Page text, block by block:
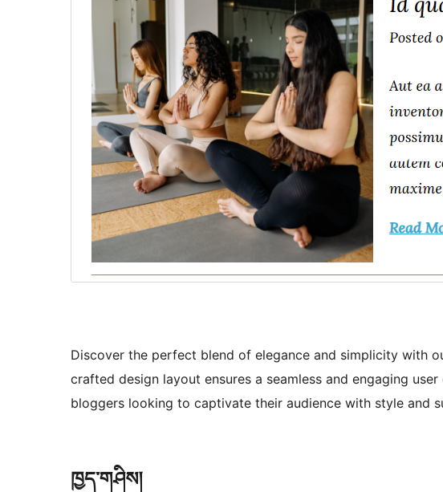
Discover the perfect blend of elegance and simplicity with
crafted design layout ensures a seamless and engaging
bloggers looking to captivate their audience with style and
ཁྱད་གཤིས།